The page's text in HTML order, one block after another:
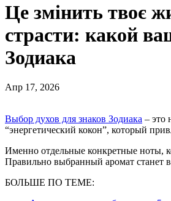
Це змінить твоє
страсти: какой
Зодиака
Апр 17, 2026
Выбор духов для знаков Зодиака – это
“энергетический кокон”, который
Именно отдельные конкретные ноты,
Правильно выбранный аромат станет
БОЛЬШЕ ПО ТЕМЕ: